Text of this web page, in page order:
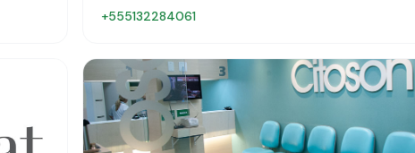
+555132284061